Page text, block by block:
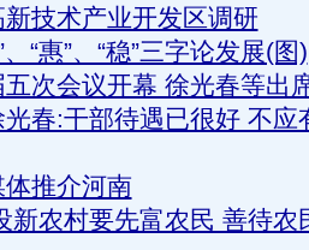
技术产业开发区调研
“惠”、“稳”三字论发展(图)
次会议开幕 徐光春等出
春:干部待遇已很好 不应
推介河南
新农村要先富农民 善待农